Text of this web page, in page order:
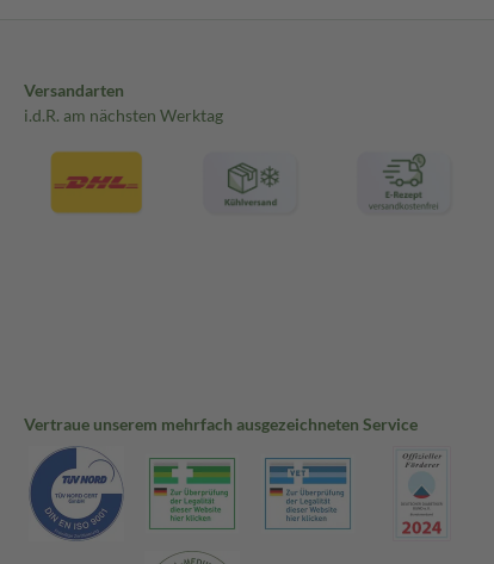
Versandarten
i.d.R. am nächsten Werktag
Vertraue unserem mehrfach ausgezeichneten Service